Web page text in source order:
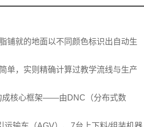
铺就的地面以不同颜色标识出自动生
单，实则精确计算过教学流线与生产
成核心框架——由DNC（分布式数